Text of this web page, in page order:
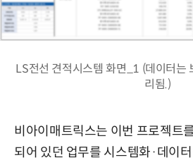
LS전선 견적시스템 화면_1 (데이터는
리됨.)
비아이매트릭스는 이번 프로젝트
되어 있던 업무를 시스템화·데이